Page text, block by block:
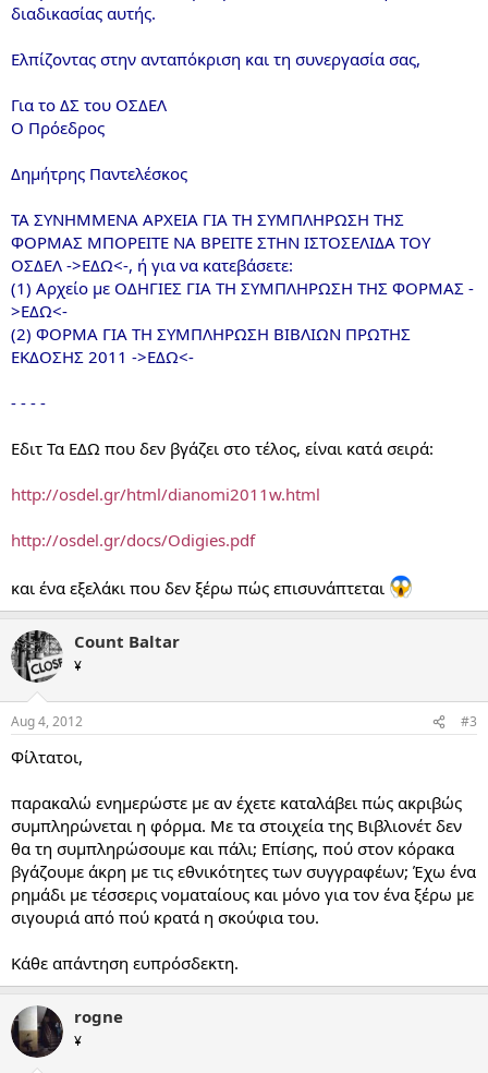
διαδικασίας αυτής.
Ελπίζοντας στην ανταπόκριση και τη συνεργασία σας,
Για το ΔΣ του ΟΣΔΕΛ
Ο Πρόεδρος
Δημήτρης Παντελέσκος
ΤΑ ΣΥΝΗΜΜΕΝΑ ΑΡΧΕΙΑ ΓΙΑ ΤΗ ΣΥΜΠΛΗΡΩΣΗ ΤΗΣ
ΦΟΡΜΑΣ ΜΠΟΡΕΙΤΕ ΝΑ ΒΡΕΙΤΕ ΣΤΗΝ ΙΣΤΟΣΕΛΙΔΑ ΤΟΥ
ΟΣΔΕΛ ->ΕΔΩ<-, ή για να κατεβάσετε:
(1) Αρχείο με ΟΔΗΓΙΕΣ ΓΙΑ ΤΗ ΣΥΜΠΛΗΡΩΣΗ ΤΗΣ ΦΟΡΜΑΣ -
>ΕΔΩ<-
(2) ΦΟΡΜΑ ΓΙΑ ΤΗ ΣΥΜΠΛΗΡΩΣΗ ΒΙΒΛΙΩΝ ΠΡΩΤΗΣ
ΕΚΔΟΣΗΣ 2011 ->ΕΔΩ<-
- - - -
Εδιτ Τα ΕΔΩ που δεν βγάζει στο τέλος, είναι κατά σειρά:
http://osdel.gr/html/dianomi2011w.html
http://osdel.gr/docs/Odigies.pdf
και ένα εξελάκι που δεν ξέρω πώς επισυνάπτεται
Count Baltar
¥
Aug 4, 2012 #3
Φίλτατοι,
παρακαλώ ενημερώστε με αν έχετε καταλάβει πώς ακριβώς
συμπληρώνεται η φόρμα. Με τα στοιχεία της Βιβλιονέτ δεν
θα τη συμπληρώσουμε και πάλι; Επίσης, πού στον κόρακα
βγάζουμε άκρη με τις εθνικότητες των συγγραφέων; Έχω ένα
ρημάδι με τέσσερις νοματαίους και μόνο για τον ένα ξέρω με
σιγουριά από πού κρατά η σκούφια του.
Κάθε απάντηση ευπρόσδεκτη.
rogne
¥